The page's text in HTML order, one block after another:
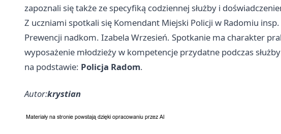
zapoznali się także ze specyfiką codziennej służby i
Z uczniami spotkali się Komendant Miejski Policji w Radomiu
Prewencji nadkom. Izabela Wrzesień. Spotkanie ma charakter
wyposażenie młodzieży w kompetencje przydatne podczas
na podstawie: Policja Radom.
Autor:krystian